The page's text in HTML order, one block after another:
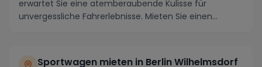
erwartet Sie eine atemberaubende Kulisse für
unvergessliche Fahrerlebnisse. Mieten Sie einen
Sportwagen mieten in Berlin Wilhelmsdorf